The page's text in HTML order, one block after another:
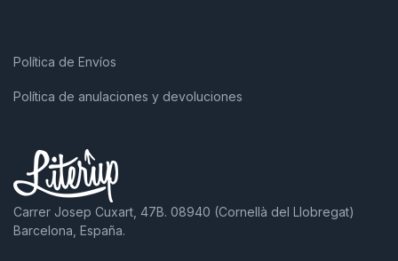
Política de Envíos
Política de anulaciones y devoluciones
Carrer Josep Cuxart, 47B. 08940 (Cornellà del Llobregat)
Barcelona, España.